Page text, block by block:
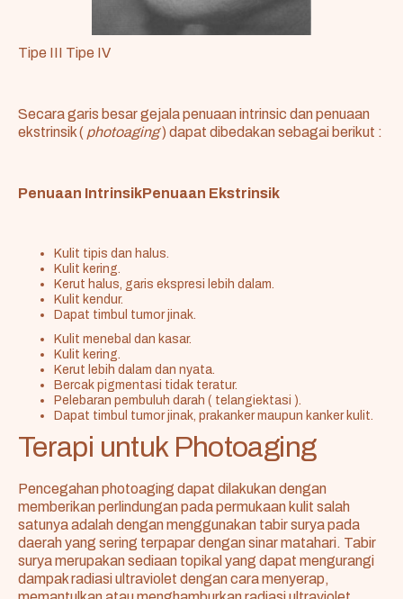
Tipe III Tipe IV
Secara garis besar gejala penuaan intrinsic dan penuaan
ekstrinsik ( photoaging) dapat dibedakan sebagai berikut :
Penuaan IntrinsikPenuaan Ekstrinsik
Kulit tipis dan halus.
Kulit kering.
Kerut halus, garis ekspresi lebih dalam.
Kulit kendur.
Dapat timbul tumor jinak.
Kulit menebal dan kasar.
Kulit kering.
Kerut lebih dalam dan nyata.
Bercak pigmentasi tidak teratur.
Pelebaran pembuluh darah ( telangiektasi ).
Dapat timbul tumor jinak, prakanker maupun kanker kulit.
Terapi untuk Photoaging
Pencegahan photoaging dapat dilakukan dengan
memberikan perlindungan pada permukaan kulit salah
satunya adalah dengan menggunakan tabir surya pada
daerah yang sering terpapar dengan sinar matahari. Tabir
surya merupakan sediaan topikal yang dapat mengurangi
dampak radiasi ultraviolet dengan cara menyerap,